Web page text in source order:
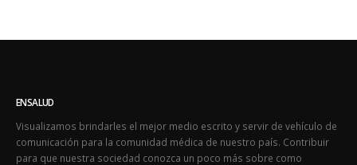
ENSALUD
Visualizamos brindarles el mejor medio escrito y servir de vehículo de
comunicación para la comunidad médica de nuestro país. Contribuir
para que nuestra sociedad conozca un poco más sobre como